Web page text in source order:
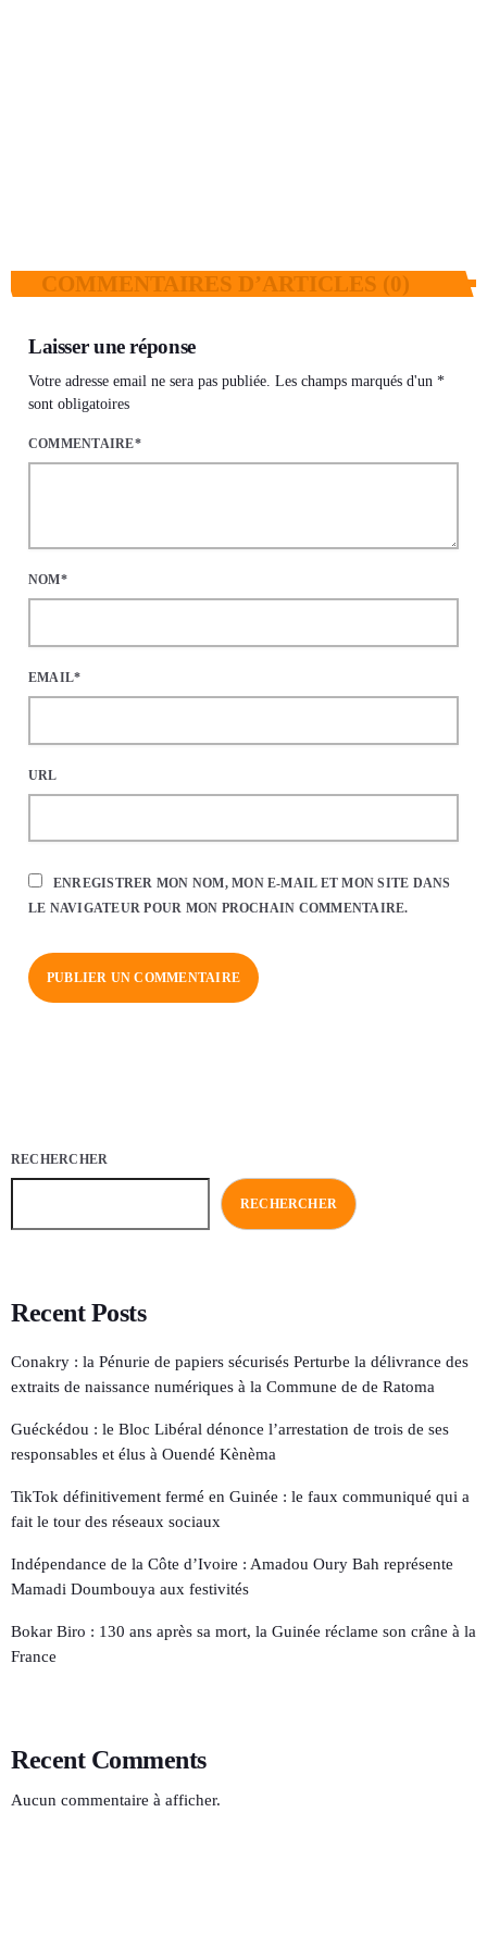
COMMENTAIRES D’ARTICLES (0)
Laisser une réponse
Votre adresse email ne sera pas publiée. Les champs marqués d'un *
sont obligatoires
COMMENTAIRE*
NOM*
EMAIL*
URL
ENREGISTRER MON NOM, MON E-MAIL ET MON SITE DANS
LE NAVIGATEUR POUR MON PROCHAIN COMMENTAIRE.
RECHERCHER
RECHERCHER
Recent Posts
Conakry : la Pénurie de papiers sécurisés Perturbe la délivrance des
extraits de naissance numériques à la Commune de de Ratoma
Guéckédou : le Bloc Libéral dénonce l’arrestation de trois de ses
responsables et élus à Ouendé Kènèma
TikTok définitivement fermé en Guinée : le faux communiqué qui a
fait le tour des réseaux sociaux
Indépendance de la Côte d’Ivoire : Amadou Oury Bah représente
Mamadi Doumbouya aux festivités
Bokar Biro : 130 ans après sa mort, la Guinée réclame son crâne à la
France
Recent Comments
Aucun commentaire à afficher.